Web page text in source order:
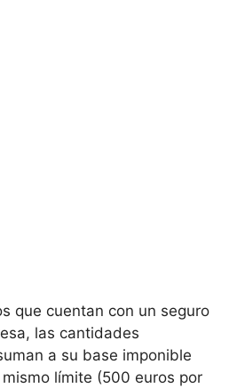
que cuentan con un seguro
las cantidades
a su base imponible
mismo límite (500 euros por